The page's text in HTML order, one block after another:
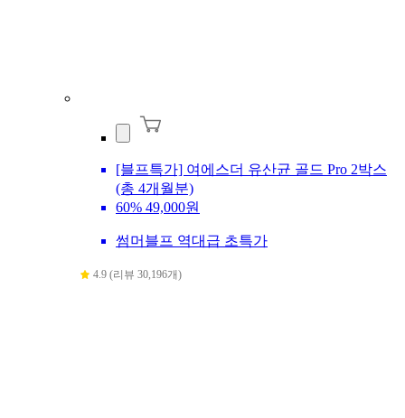
[블프특가] 여에스더 유산균 골드 Pro 2박스
(총 4개월분)
60% 49,000원
썸머블프 역대급 초특가
4.9 (리뷰 30,196개)